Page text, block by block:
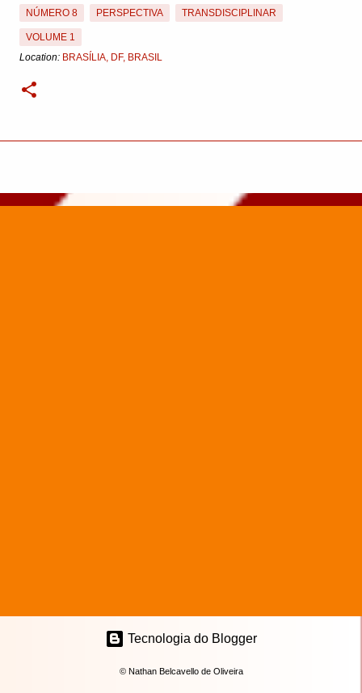
NÚMERO 8 PERSPECTIVA TRANSDISCIPLINAR
VOLUME 1
Location: BRASÍLIA, DF, BRASIL
Tecnologia do Blogger
© Nathan Belcavello de Oliveira